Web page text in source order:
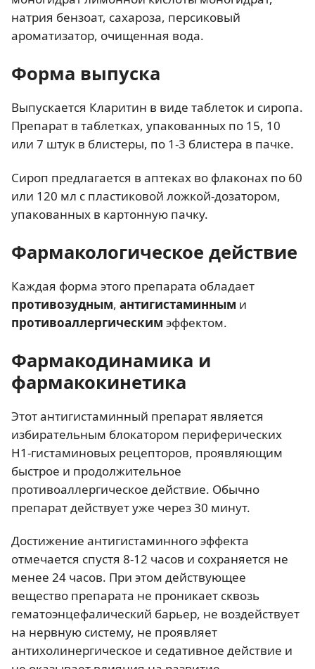
натрия бензоат, сахароза, персиковый
ароматизатор, очищенная вода.
Форма выпуска
Выпускается Кларитин в виде таблеток и сиропа.
Препарат в таблетках, упакованных по 15, 10
или 7 штук в блистеры, по 1-3 блистера в пачке.
Сироп предлагается в аптеках во флаконах по 60
или 120 мл с пластиковой ложкой-дозатором,
упакованных в картонную пачку.
Фармакологическое действие
Каждая форма этого препарата обладает
противозудным, антигистаминным и
противоаллергическим эффектом.
Фармакодинамика и
фармакокинетика
Этот антигистаминный препарат является
избирательным блокатором периферических
Н1-гистаминовых рецепторов, проявляющим
быстрое и продолжительное
противоаллергическое действие. Обычно
препарат действует уже через 30 минут.
Достижение антигистаминного эффекта
отмечается спустя 8-12 часов и сохраняется не
менее 24 часов. При этом действующее
вещество препарата не проникает сквозь
гематоэнцефалический барьер, не воздействует
на нервную систему, не проявляет
антихолинергическое и седативное действие и